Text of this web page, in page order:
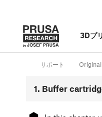
3Dプ
サポート
1. Buffer